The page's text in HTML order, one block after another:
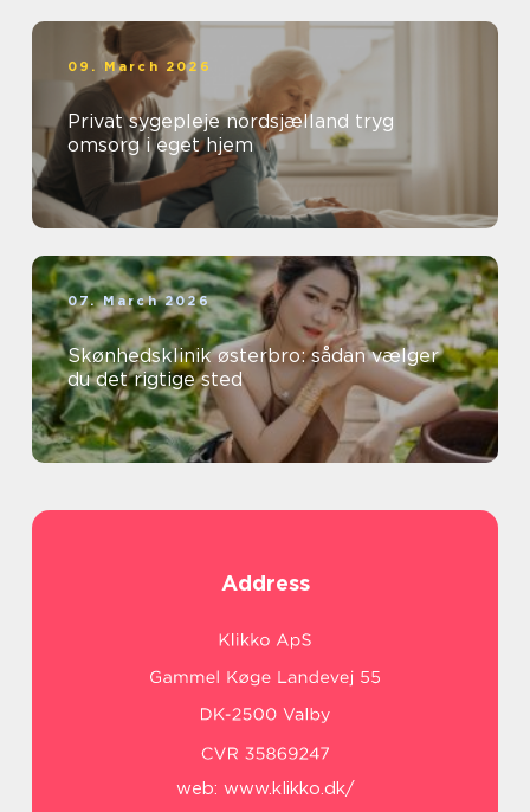
09. March 2026
Privat sygepleje nordsjælland tryg
omsorg i eget hjem
07. March 2026
Skønhedsklinik østerbro: sådan vælger
du det rigtige sted
Address
web: www.klikko.dk/